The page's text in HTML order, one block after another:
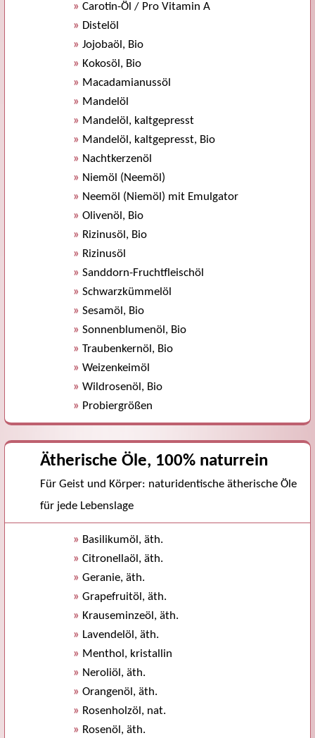
» Carotin-Öl / Pro Vitamin A
» Distelöl
» Jojobaöl, Bio
» Kokosöl, Bio
» Macadamianussöl
» Mandelöl
» Mandelöl, kaltgepresst
» Mandelöl, kaltgepresst, Bio
» Nachtkerzenöl
» Niemöl (Neemöl)
» Neemöl (Niemöl) mit Emulgator
» Olivenöl, Bio
» Rizinusöl, Bio
» Rizinusöl
» Sanddorn-Fruchtfleischöl
» Schwarzkümmelöl
» Sesamöl, Bio
» Sonnenblumenöl, Bio
» Traubenkernöl, Bio
» Weizenkeimöl
» Wildrosenöl, Bio
» Probiergrößen
Ätherische Öle, 100% naturrein
Für Geist und Körper: naturidentische ätherische Öle
für jede Lebenslage
» Basilikumöl, äth.
» Citronellaöl, äth.
» Geranie, äth.
» Grapefruitöl, äth.
» Krauseminzeöl, äth.
» Lavendelöl, äth.
» Menthol, kristallin
» Neroliöl, äth.
» Orangenöl, äth.
» Rosenholzöl, nat.
» Rosenöl, äth.